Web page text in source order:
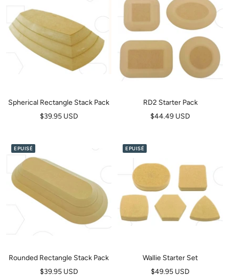
Spherical Rectangle Stack Pack
Prix
$39.95 USD
RD2 Starter Pack
Prix
$44.49 USD
EPUISÉ
Rounded Rectangle Stack Pack
Prix
$39.95 USD
EPUISÉ
Wallie Starter Set
Prix
$49.95 USD